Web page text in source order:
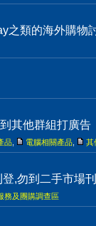
之類的海外購物
其他群組打廣告
品 電腦相關產品 其
,勿到二手市場
務及團購調查區